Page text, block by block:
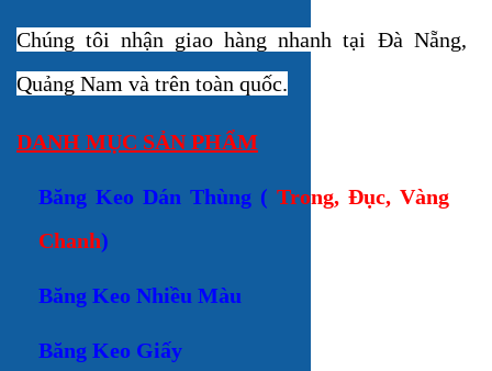
Chúng tôi nhận giao hàng nhanh tại Đà Nẵng,
Quảng Nam và trên toàn quốc.
DANH MỤC SẢN PHẨM
Băng Keo Dán Thùng ( Trong, Đục, Vàng
Chanh)
Băng Keo Nhiều Màu
Băng Keo Giấy